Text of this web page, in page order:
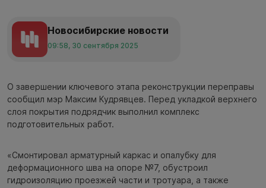
Новосибирские новости
09:58, 30 сентября 2025
О завершении ключевого этапа реконструкции переправы
сообщил мэр Максим Кудрявцев. Перед укладкой верхнего
слоя покрытия подрядчик выполнил комплекс
подготовительных работ.
«Смонтировал арматурный каркас и опалубку для
деформационного шва на опоре №7, обустроил
гидроизоляцию проезжей части и тротуара, а также